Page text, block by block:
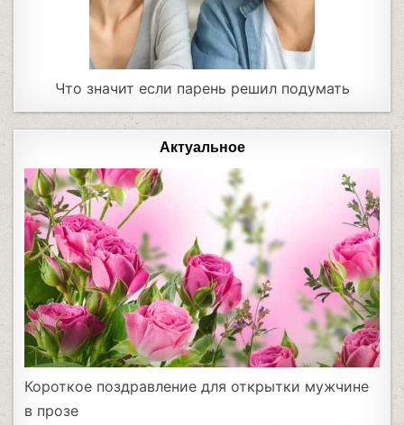
Что значит если парень решил подумать
Актуальное
Короткое поздравление для открытки мужчине
в прозе